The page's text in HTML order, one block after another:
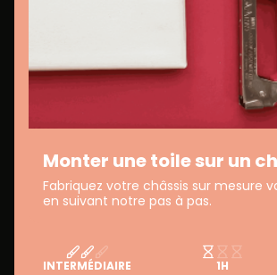
Monter une toile sur un
Fabriquez votre châssis sur mesure
en suivant notre pas à pas.
INTERMÉDIAIRE 1H